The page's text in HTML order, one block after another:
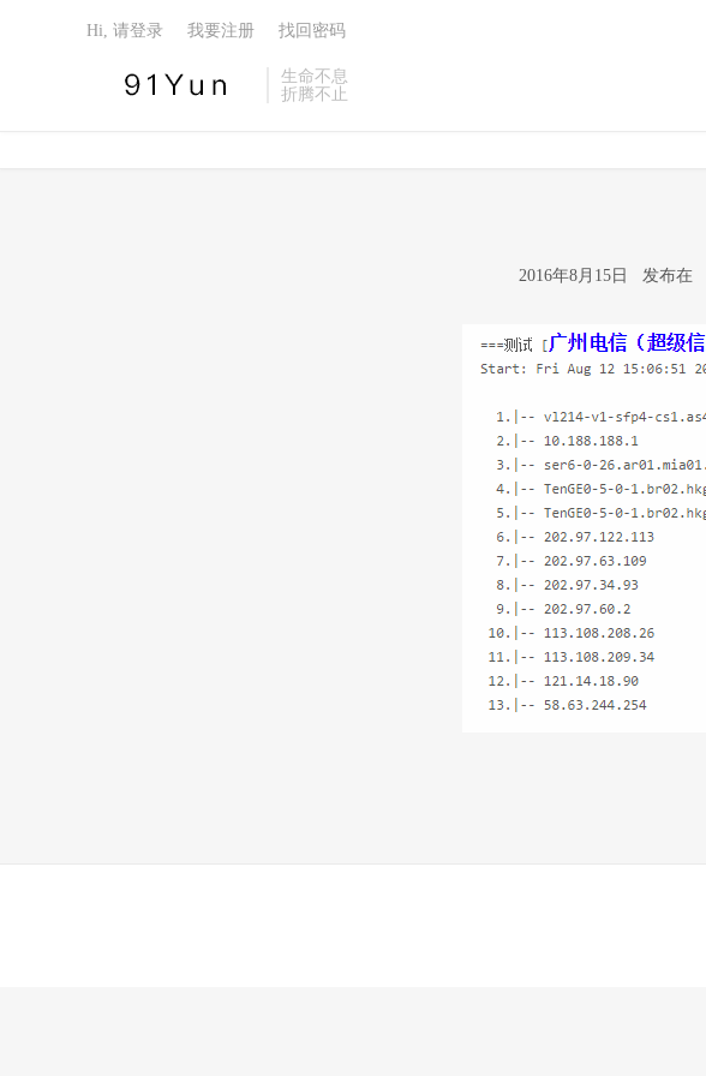
生命不息
折腾不止
Hi, 请登录 我要注册 找回密码
2016年8月15日 发布在